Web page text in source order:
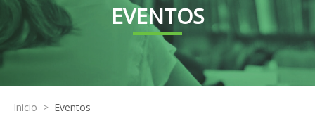
EVENTOS
Inicio > Eventos